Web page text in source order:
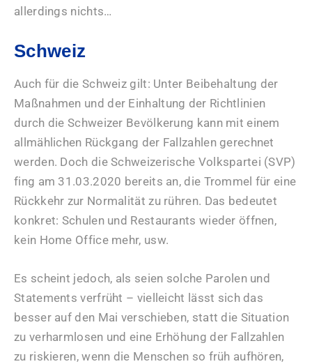
allerdings nichts…
Schweiz
Auch für die Schweiz gilt: Unter Beibehaltung der
Maßnahmen und der Einhaltung der Richtlinien
durch die Schweizer Bevölkerung kann mit einem
allmählichen Rückgang der Fallzahlen gerechnet
werden. Doch die Schweizerische Volkspartei (SVP)
fing am 31.03.2020 bereits an, die Trommel für eine
Rückkehr zur Normalität zu rühren. Das bedeutet
konkret: Schulen und Restaurants wieder öffnen,
kein Home Office mehr, usw.
Es scheint jedoch, als seien solche Parolen und
Statements verfrüht – vielleicht lässt sich das
besser auf den Mai verschieben, statt die Situation
zu verharmlosen und eine Erhöhung der Fallzahlen
zu riskieren, wenn die Menschen so früh aufhören,